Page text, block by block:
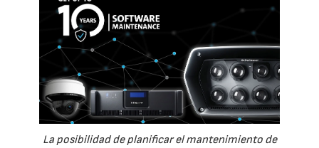
La posibilidad de planificar el mantenimiento de